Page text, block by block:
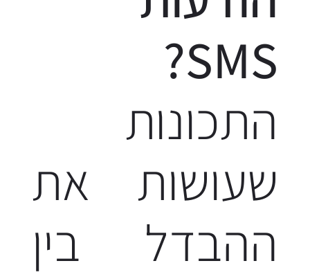
SMS?
התכונות
שעושות את
ההבדל בין